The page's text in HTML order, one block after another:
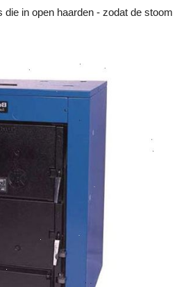
die in open haarden - zodat de stoom